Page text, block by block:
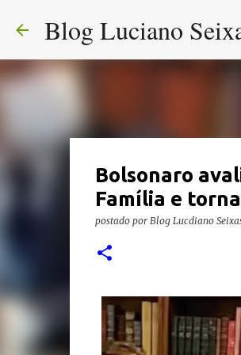
Blog Luciano
Bolsonaro
Família e
postado por Blog Lucdiano